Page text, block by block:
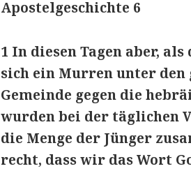
Apostelgeschichte 6
1 In diesen Tagen aber,
sich ein Murren unter den
Gemeinde gegen die
wurden bei der täglichen
die Menge der Jünger
recht, dass wir das Wort